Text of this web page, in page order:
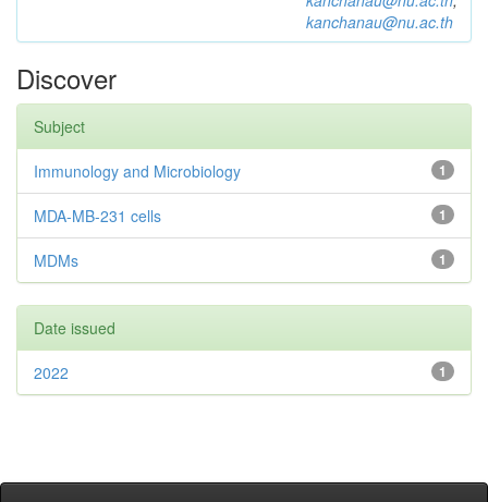
kanchanau@nu.ac.th
Discover
Subject
1
Immunology and Microbiology
1
MDA-MB-231 cells
1
MDMs
Date issued
1
2022